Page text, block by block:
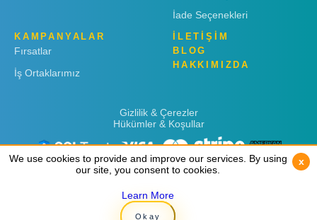
İade Seçenekleri
KAMPANYALAR
Fırsatlar
İş Ortaklarımız
İLETİŞİM
BLOG
HAKKIMIZDA
Gizlilik & Çerezler
Hükümler & Koşullar
Copyright © 2019 Rent 'n Connect
We use cookies to provide and improve our services. By using
our site, you consent to cookies.
Learn More
Okay
x
We use cookies to provide and improve our services. By using
our site, you consent to cookies.
Learn More
Okay
x